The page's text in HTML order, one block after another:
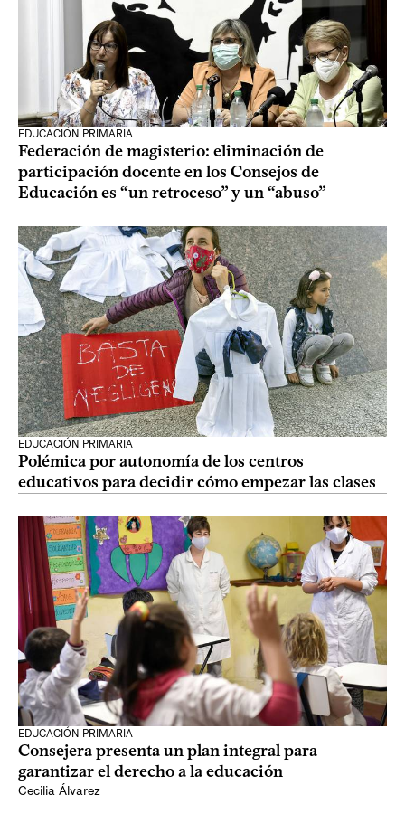
EDUCACIÓN PRIMARIA
Federación de magisterio: eliminación de
participación docente en los Consejos de
Educación es “un retroceso” y un “abuso”
EDUCACIÓN PRIMARIA
Polémica por autonomía de los centros
educativos para decidir cómo empezar las clases
EDUCACIÓN PRIMARIA
Consejera presenta un plan integral para
garantizar el derecho a la educación
Cecilia Álvarez